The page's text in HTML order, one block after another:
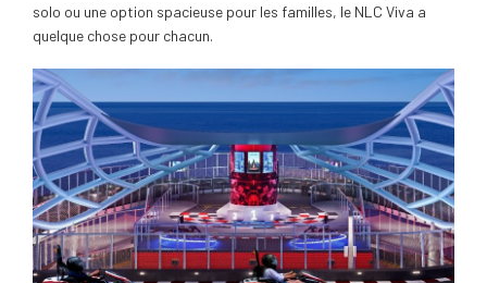
solo ou une option spacieuse pour les familles, le NLC Viva a
quelque chose pour chacun.